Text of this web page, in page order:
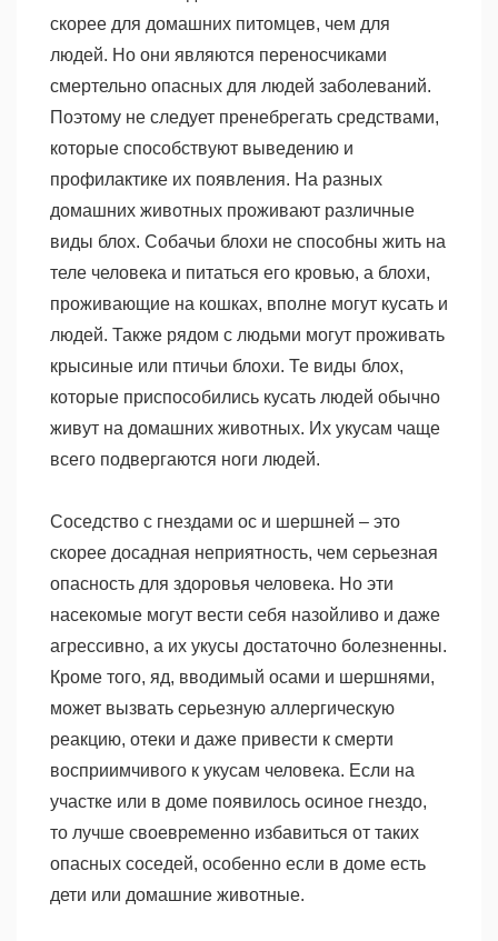
скорее для домашних питомцев, чем для
людей. Но они являются переносчиками
смертельно опасных для людей заболеваний.
Поэтому не следует пренебрегать средствами,
которые способствуют выведению и
профилактике их появления. На разных
домашних животных проживают различные
виды блох. Собачьи блохи не способны жить на
теле человека и питаться его кровью, а блохи,
проживающие на кошках, вполне могут кусать и
людей. Также рядом с людьми могут проживать
крысиные или птичьи блохи. Те виды блох,
которые приспособились кусать людей обычно
живут на домашних животных. Их укусам чаще
всего подвергаются ноги людей.
Соседство с гнездами ос и шершней – это
скорее досадная неприятность, чем серьезная
опасность для здоровья человека. Но эти
насекомые могут вести себя назойливо и даже
агрессивно, а их укусы достаточно болезненны.
Кроме того, яд, вводимый осами и шершнями,
может вызвать серьезную аллергическую
реакцию, отеки и даже привести к смерти
восприимчивого к укусам человека. Если на
участке или в доме появилось осиное гнездо,
то лучше своевременно избавиться от таких
опасных соседей, особенно если в доме есть
дети или домашние животные.